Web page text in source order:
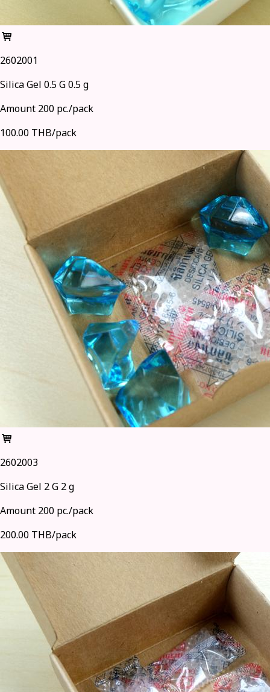
2602001
Silica Gel 0.5 G 0.5 g
Amount 200 pc./pack
100.00 THB/pack
2602003
Silica Gel 2 G 2 g
Amount 200 pc./pack
200.00 THB/pack